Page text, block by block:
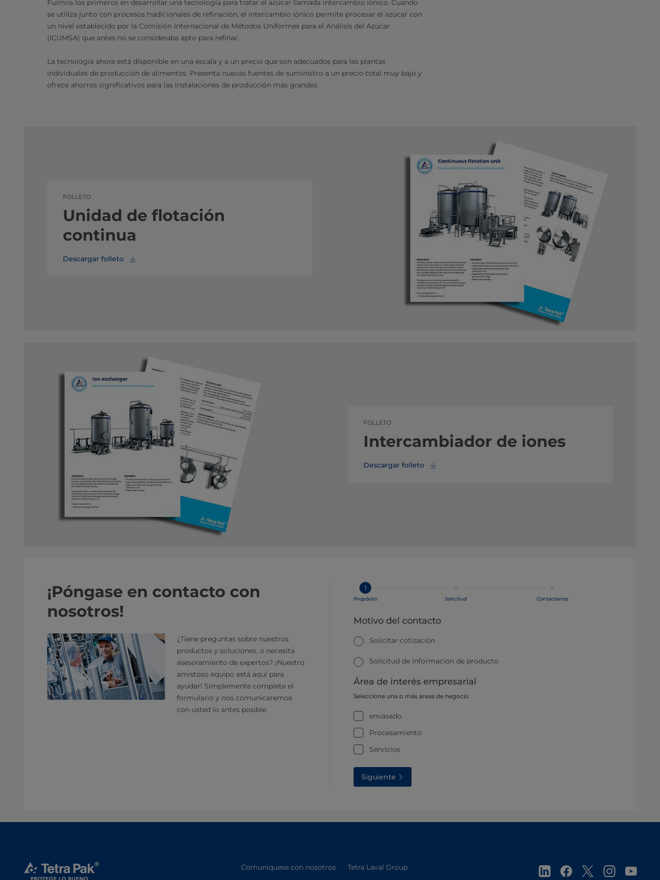
Fuimos los primeros en desarrollar una tecnología para tratar el azúcar llamada intercambio iónico. Cuando
se utiliza junto con procesos tradicionales de refinación, el intercambio iónico permite procesar el azúcar con
un nivel establecido por la Comisión Internacional de Métodos Uniformes para el Análisis del Azúcar
(ICUMSA) que antes no se consideraba apto para refinar.
La tecnología ahora está disponible en una escala y a un precio que son adecuados para las plantas
individuales de producción de alimentos. Presenta nuevas fuentes de suministro a un precio total muy bajo y
ofrece ahorros significativos para las instalaciones de producción más grandes.​ ​
FOLLETO
Unidad de flotación
continua
Descargar folleto
FOLLETO
Intercambiador de iones
Descargar folleto
¡Póngase en contacto con
nosotros!
¿Tiene preguntas sobre nuestros
productos y soluciones, o necesita
asesoramiento de expertos? ¡Nuestro
amistoso equipo está aquí para
ayudar! Simplemente complete el
formulario y nos comunicaremos
con usted lo antes posible.
1
Propósito Solicitud Contáctenos
Motivo del contacto
Solicitar cotización
Solicitud de información de producto
Área de interés empresarial
Seleccione una o más áreas de negocio
envasado
Procesamiento
Servicios
Siguiente
Comuníquese con nosotros Tetra Laval Group